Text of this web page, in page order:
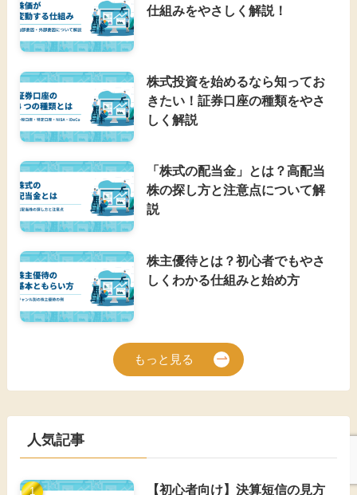
仕組みをやさしく解説！
株式投資を始めるなら知ってお
きたい！証券口座の種類をやさ
しく解説
「株式の配当金」とは？高配当
株の探し方と注意点について解
説
株主優待とは？初心者でもやさ
しくわかる仕組みと始め方
もっと見る
人気記事
【初心者向け】決算短信の見方